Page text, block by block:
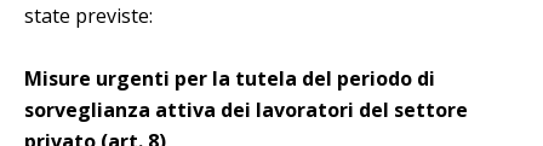
state previste:
Misure urgenti per la tutela del periodo di
sorveglianza attiva dei lavoratori del settore